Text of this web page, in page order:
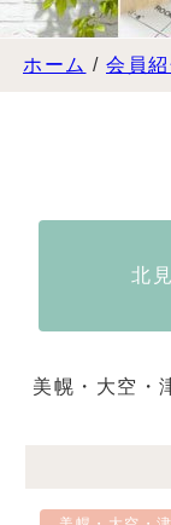
ホーム / 会員紹
北
美幌・大空・